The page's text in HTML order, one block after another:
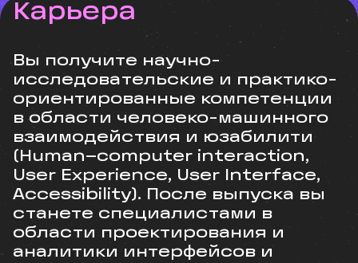
Карьера
Вы получите научно-
исследовательские и практико-
ориентированные компетенции
в области человеко-машинного
взаимодействия и юзабилити
(Human–computer interaction,
User Experience, User Interface,
Accessibility). После выпуска вы
станете специалистами в
области проектирования и
аналитики интерфейсов и